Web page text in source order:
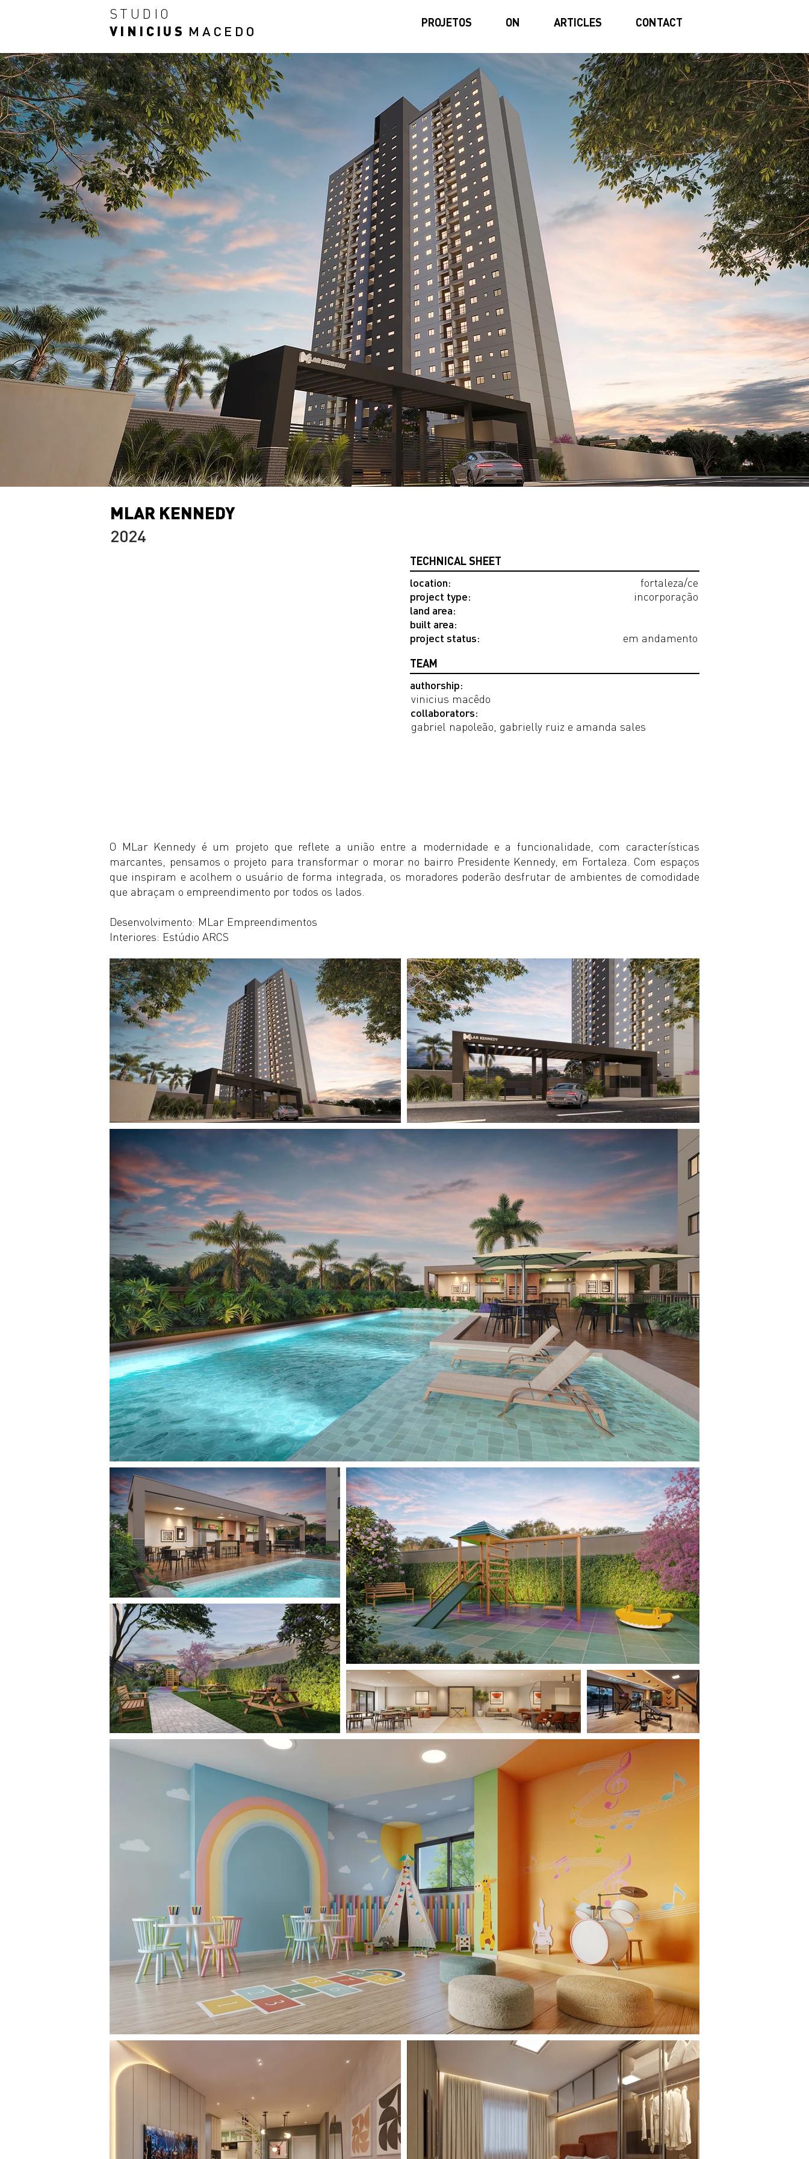
STUDIO
VINICIUS MACEDO
PROJETOS ON ARTICLES CONTACT
MLAR KENNEDY
2024
TECHNICAL SHEET
location:
project type:
land area:
built area:
project status:
fortaleza/ce
incorporação
em andamento
TEAM
authorship:
vinicius macêdo
collaborators:
gabriel napoleão, gabrielly ruiz e amanda sales
O MLar Kennedy é um projeto que reflete a união entre a modernidade e a funcionalidade, com características
marcantes, pensamos o projeto para transformar o morar no bairro Presidente Kennedy, em Fortaleza. Com espaços
que inspiram e acolhem o usuário de forma integrada, os moradores poderão desfrutar de ambientes de comodidade
que abraçam o empreendimento por todos os lados.
Desenvolvimento: MLar Empreendimentos
Interiores: Estúdio ARCS